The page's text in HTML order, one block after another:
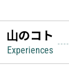
山のコト
Experiences